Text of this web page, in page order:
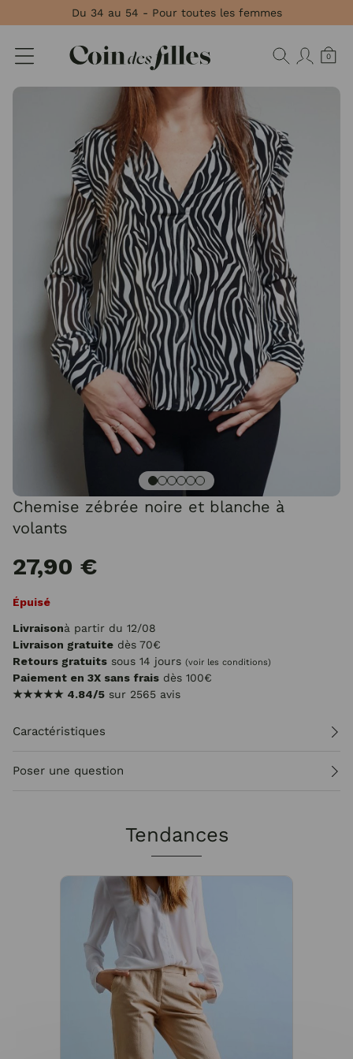
Du 34 au 54 - Pour toutes les femmes
0
Chemise zébrée noire et blanche à
volants
27,90 €
Épuisé
Livraisonà partir du 12/08
Livraison gratuite dès 70€
Retours gratuits sous 14 jours (voir les conditions)
Paiement en 3X sans frais dès 100€
★★★★★ 4.84/5 sur 2565 avis
Caractéristiques
Poser une question
Tendances
Panneau de gestion des cookies